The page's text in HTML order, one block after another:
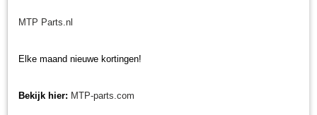
MTP Parts.nl
Elke maand nieuwe kortingen!
Bekijk hier: MTP-parts.com